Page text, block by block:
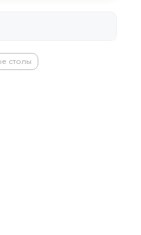
столы